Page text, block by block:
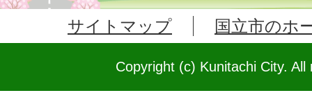
サイトマップ 国立市のホ
Copyright (c) Kunitachi City.